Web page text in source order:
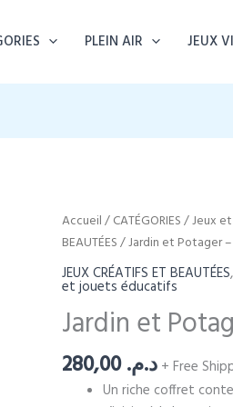
PLEIN AIR JEUX
Accueil/CATÉGORIES/Jeux
BEAUTÉES/ Jardin et Potager
JEUX CRÉATIFS ET BEAUTÉES,
et jouets éducatifs
Jardin et
د.م.280,00
+ Free
Un riche coffret